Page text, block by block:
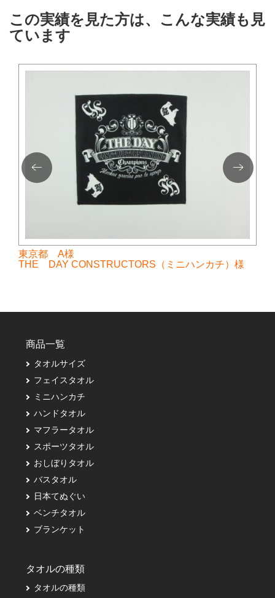
この実績を見た方は、こんな実績も見
ています
東京都 A様
THE DAY CONSTRUCTORS（ミニハンカチ）様
商品一覧
タオルサイズ
フェイスタオル
ミニハンカチ
ハンドタオル
マフラータオル
スポーツタオル
おしぼりタオル
バスタオル
日本てぬぐい
ベンチタオル
ブランケット
タオルの種類
タオルの種類